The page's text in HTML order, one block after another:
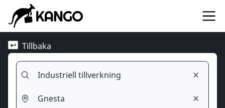
Tillbaka